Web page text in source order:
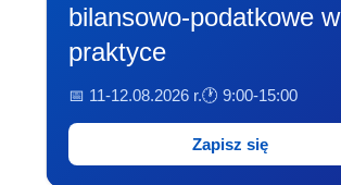
bilansowo-podatkowe w
praktyce
📅 11-12.08.2026 r.🕐 9:00-15:00
Zapisz się